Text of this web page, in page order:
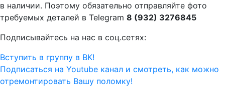
в наличии. Поэтому обязательно отправляйте фото
требуемых деталей в Telegram 8 (932) 3276845
Подписывайтесь на нас в соц.сетях:
Вступить в группу в ВК!
Подписаться на Youtube канал и смотреть, как можно
отремонтировать Вашу поломку!